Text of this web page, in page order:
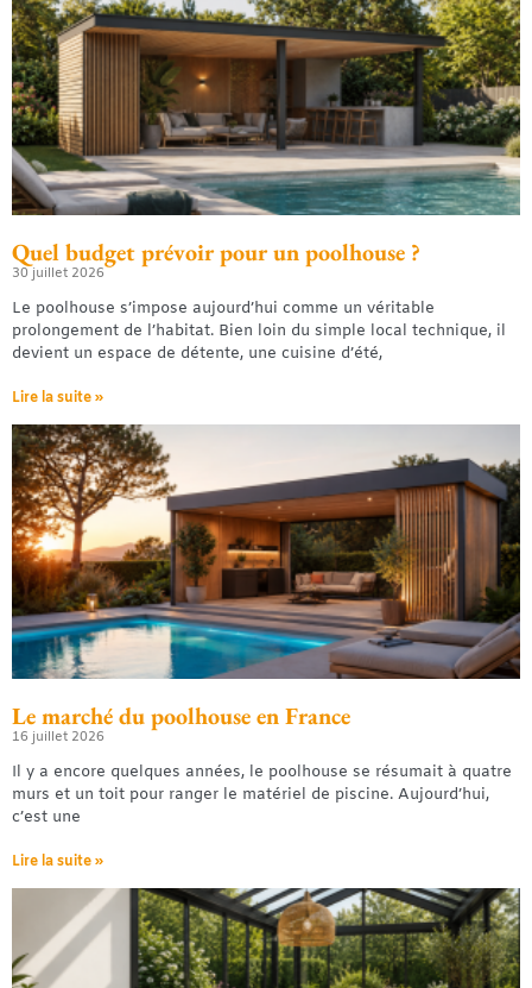
Quel budget prévoir pour un poolhouse ?
30 juillet 2026
Le poolhouse s’impose aujourd’hui comme un véritable
prolongement de l’habitat. Bien loin du simple local technique, il
devient un espace de détente, une cuisine d’été,
Lire la suite »
Le marché du poolhouse en France
16 juillet 2026
Il y a encore quelques années, le poolhouse se résumait à quatre
murs et un toit pour ranger le matériel de piscine. Aujourd’hui,
c’est une
Lire la suite »